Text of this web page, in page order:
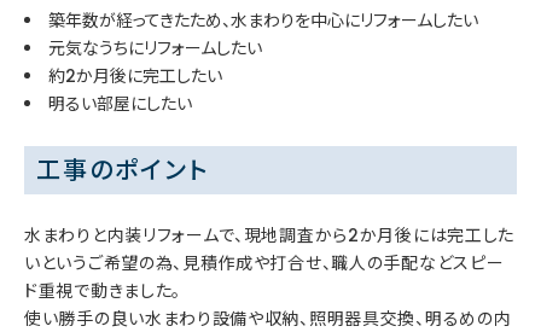
築年数が経ってきたため、水まわりを中心にリフォームしたい
元気なうちにリフォームしたい
約2か月後に完工したい
明るい部屋にしたい
工事のポイント
水まわりと内装リフォームで、現地調査から2か月後には完工した
いというご希望の為、見積作成や打合せ、職人の手配などスピー
ド重視で動きました。
使い勝手の良い水まわり設備や収納、照明器具交換、明るめの内